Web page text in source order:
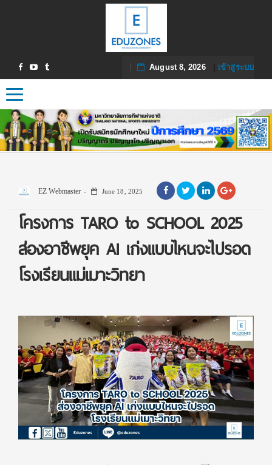
August 8, 2026| เข้าสู่ระบบ
Toggle navigation
EZ Webmaster June 18, 2025
โครงการ TARO to SCHOOL 2025
ส่องอาชีพยุค AI เก่งแบบไหนจะไปรอด
โรงเรียนแม่เมาะวิทยา